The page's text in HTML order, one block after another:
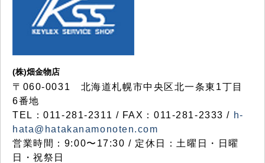
(株)畑金物店
〒060-0031 北海道札幌市中央区北一条東1丁目
6番地
TEL：011-281-2311 / FAX：011-281-2333 / h-
hata@hatakanamonoten.com
営業時間：9:00〜17:30 / 定休日：土曜日・日曜
日・祝祭日